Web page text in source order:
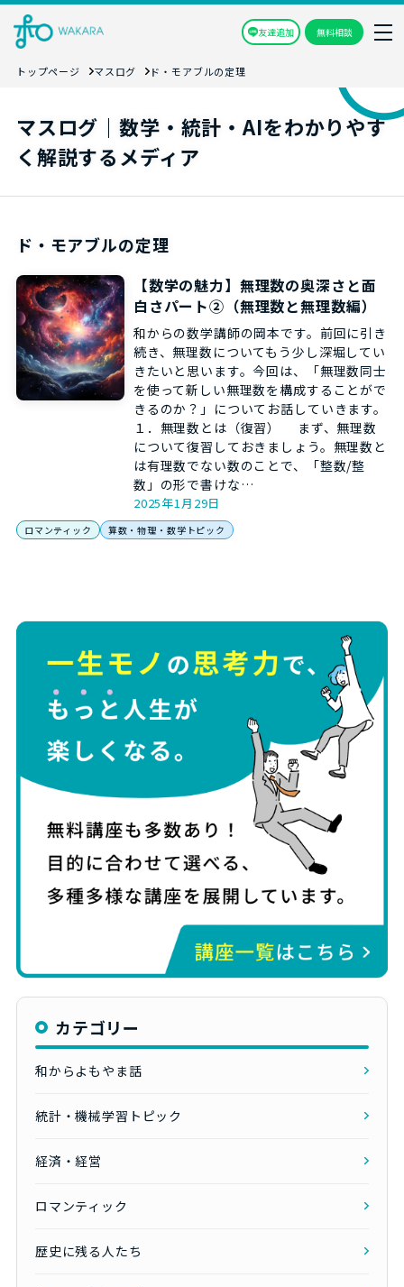
友達追加 無料相談
トップページ マスログ ド・モアブルの定理
マスログ｜数学・統計・AIをわかりやす
く解説するメディア
ド・モアブルの定理
【数学の魅力】無理数の奥深さと面
白さパート②（無理数と無理数編）
和からの数学講師の岡本です。前回に引き
続き、無理数についてもう少し深堀してい
きたいと思います。今回は、「無理数同士
を使って新しい無理数を構成することがで
きるのか？」についてお話していきます。
１．無理数とは（復習） まず、無理数
について復習しておきましょう。無理数と
は有理数でない数のことで、「整数/整
数」の形で書けな…
2025年1月29日
ロマンティック 算数・物理・数学トピック
カテゴリー
和からよもやま話
統計・機械学習トピック
経済・経営
ロマンティック
歴史に残る人たち